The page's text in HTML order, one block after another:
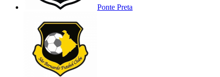
Ponte Preta